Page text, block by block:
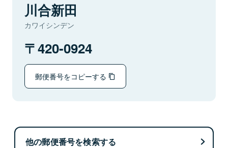
川合新田
カワイシンデン
420-0924
郵便番号をコピーする
他の郵便番号を検索する